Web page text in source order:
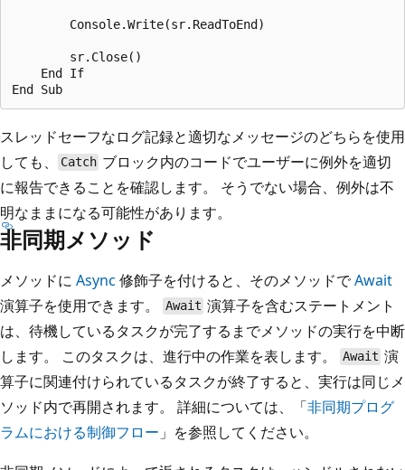
        Console.Write(sr.ReadToEnd)
        sr.Close()
    End If
スレッドセーフなログ記録と適切なメッセージのどちらを使用
しても、
Catch ブロック内のコードでユーザーに例外を適切
に報告できることを確認します。 そうでない場合、例外は不
明なままになる可能性があります。
非同期メソッド
メソッドに Async 修飾子を付けると、そのメソッドでAwait
演算子を使用できます。
Await 演算子を含むステートメント
は、待機しているタスクが完了するまでメソッドの実行を中断
します。 このタスクは、進行中の作業を表します。
Await 演
算子に関連付けられているタスクが終了すると、実行は同じメ
ソッド内で再開されます。 詳細については、「非同期プログ
ラムにおける制御フロー 」を参照してください。